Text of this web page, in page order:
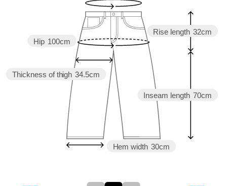
Inseam length 70cm
Rise length 32cm
Hem width 30cm
Thickness of thigh 34.5cm
Hip 100cm